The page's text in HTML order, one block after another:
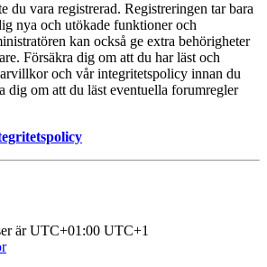
du vara registrerad. Registreringen tar bara
nya och utökade funktioner och
kan också ge extra behörigheter
Försäkra dig om att du har läst och
och vår integritetspolicy innan du
dig om att du läst eventuella forumregler
är UTC+01:00 UTC+1